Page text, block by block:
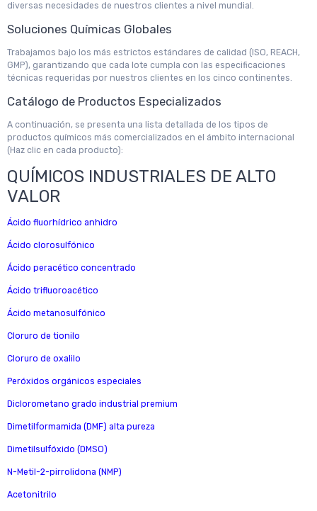
diversas necesidades de nuestros clientes a nivel mundial.
Soluciones Químicas Globales
Trabajamos bajo los más estrictos estándares de calidad (ISO, REACH,
GMP), garantizando que cada lote cumpla con las especificaciones
técnicas requeridas por nuestros clientes en los cinco continentes.
Catálogo de Productos Especializados
A continuación, se presenta una lista detallada de los tipos de
productos químicos más comercializados en el ámbito internacional
(Haz clic en cada producto):
QUÍMICOS INDUSTRIALES DE ALTO
VALOR
Ácido fluorhídrico anhidro
Ácido clorosulfónico
Ácido peracético concentrado
Ácido trifluoroacético
Ácido metanosulfónico
Cloruro de tionilo
Cloruro de oxalilo
Peróxidos orgánicos especiales
Diclorometano grado industrial premium
Dimetilformamida (DMF) alta pureza
Dimetilsulfóxido (DMSO)
N-Metil-2-pirrolidona (NMP)
Acetonitrilo